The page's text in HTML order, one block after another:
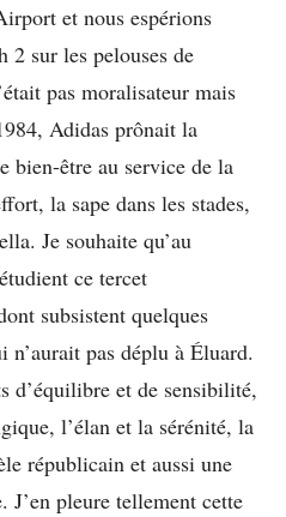
et nous espérions
2 sur les pelouses de
pas moralisateur mais
Adidas prônait la
bien-être au service de la
la sape dans les stades,
Je souhaite qu’au
ce tercet
subsistent quelques
n’aurait pas déplu à Éluard.
d’équilibre et de sensibilité,
l’élan et la sérénité, la
républicain et aussi une
J’en pleure tellement cette